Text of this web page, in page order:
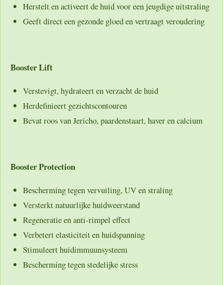
Herstelt en activeert de huid voor een jeugdige uitstraling
Geeft direct een gezonde gloed en vertraagt veroudering
Booster Lift
Verstevigt, hydrateert en verzacht de huid
Herdefinieert gezichtscontouren
Bevat roos van Jericho, paardenstaart, haver en calcium
Booster Protection
Bescherming tegen vervuiling, UV en straling
Versterkt natuurlijke huidweerstand
Regeneratie en anti-rimpel effect
Verbetert elasticiteit en huidspanning
Stimuleert huidimmuunsysteem
Bescherming tegen stedelijke stress